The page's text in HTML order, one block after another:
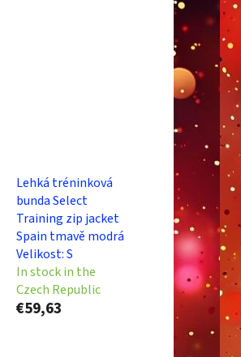
Lehká tréninková
bunda Select
Training zip jacket
Spain tmavě modrá
Velikost: S
In stock in the
Czech Republic
€59,63